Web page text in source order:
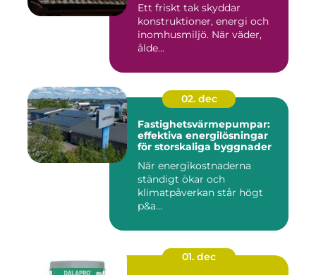
Ett friskt tak skyddar
konstruktioner, energi och
inomhusmiljö. När väder,
ålde...
02. dec
Fastighetsvärmepumpar:
effektiva energilösningar
för storskaliga byggnader
När energikostnaderna
ständigt ökar och
klimatpåverkan står högt
p&a...
01. dec